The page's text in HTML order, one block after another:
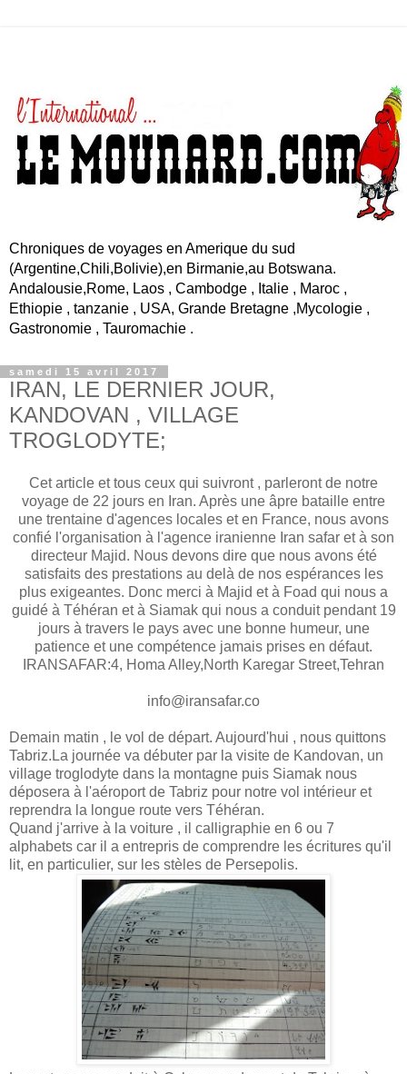
Chroniques de voyages en Amerique du sud
(Argentine,Chili,Bolivie),en Birmanie,au Botswana.
Andalousie,Rome, Laos , Cambodge , Italie , Maroc ,
Ethiopie , tanzanie , USA, Grande Bretagne ,Mycologie ,
Gastronomie , Tauromachie .
samedi 15 avril 2017
IRAN, LE DERNIER JOUR,
KANDOVAN , VILLAGE
TROGLODYTE;
Cet article et tous ceux qui suivront , parleront de notre
voyage de 22 jours en Iran. Après une âpre bataille entre
une trentaine d'agences locales et en France, nous avons
confié l'organisation à l'agence iranienne Iran safar et à son
directeur Majid. Nous devons dire que nous avons été
satisfaits des prestations au delà de nos espérances les
plus exigeantes. Donc merci à Majid et à Foad qui nous a
guidé à Téhéran et à Siamak qui nous a conduit pendant 19
jours à travers le pays avec une bonne humeur, une
patience et une compétence jamais prises en défaut.
IRANSAFAR:4, Homa Alley,North Karegar Street,Tehran
info@iransafar.co
Demain matin , le vol de départ. Aujourd'hui , nous quittons
Tabriz.La journée va débuter par la visite de Kandovan, un
village troglodyte dans la montagne puis Siamak nous
déposera à l'aéroport de Tabriz pour notre vol intérieur et
reprendra la longue route vers Téhéran.
Quand j'arrive à la voiture , il calligraphie en 6 ou 7
alphabets car il a entrepris de comprendre les écritures qu'il
lit, en particulier, sur les stèles de Persepolis.